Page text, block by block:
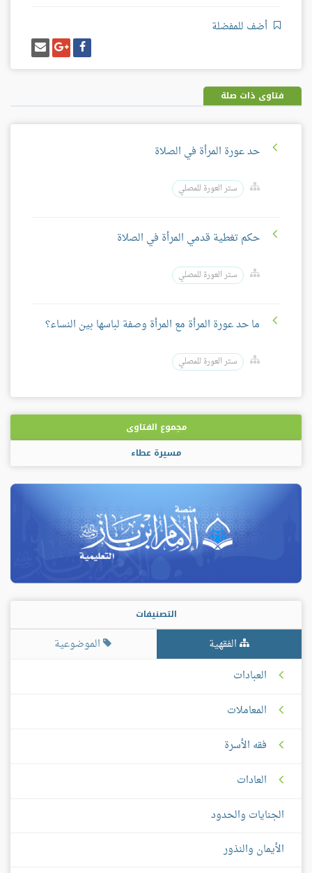
أضف للمفضلة
شارك
على
فيسبوك
شارك
على
غوغل
بلس
إرسل
إيميل
فتاوى ذات صلة
حد عورة المرأة في الصلاة
ستر العورة للمصلي
حكم تغطية قدمي المرأة في الصلاة
ستر العورة للمصلي
ما حد عورة المرأة مع المرأة وصفة لباسها بين النساء؟
ستر العورة للمصلي
مجموع الفتاوى
مسيرة عطاء
التصنيفات
الفقهية
الموضوعية
العبادات
المعاملات
فقه الأسرة
العادات
الجنايات والحدود
الأيمان والنذور